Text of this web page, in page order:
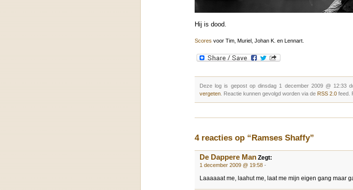
Hij is dood.
Scores voor Tim, Muriel, Johan K. en Lennart.
Deze log is gepost op dinsdag 1 december 2009 @ 12:33
vergeten . Reactie kunnen gevolgd worden via de RSS 2.0 feed.
4 reacties op “Ramses Shaffy”
De Dappere Man Zegt:
1 december 2009 @ 19:58 -
Laaaaaat me, laahut me, laat me mijn eigen gang maar